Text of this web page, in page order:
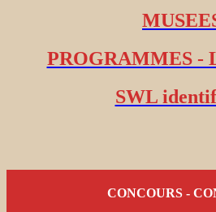
PROGRAMMES -
SWL
CONCOURS -